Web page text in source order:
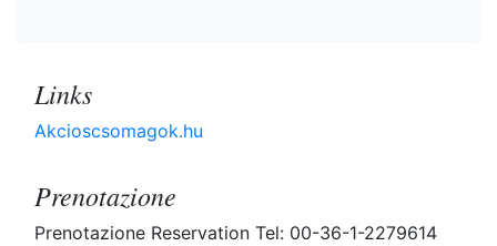
Links
Akcioscsomagok.hu
Prenotazione
Prenotazione Reservation Tel: 00-36-1-2279614